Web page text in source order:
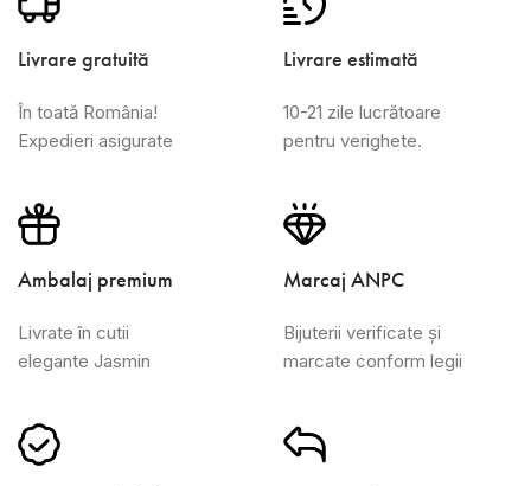
Livrare gratuită
În toată România!
Expedieri asigurate
Livrare estimată
10-21 zile lucrătoare
pentru verighete.
Ambalaj premium
Livrate în cutii
elegante Jasmin
Marcaj ANPC
Bijuterii verificate și
marcate conform legii